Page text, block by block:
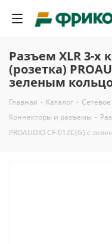
Разъем XLR 3-х
(розетка)
зеленым
Главная - Каталог -
Коннекторы и разъемы -
PROAUDIO CF-012C(G) с